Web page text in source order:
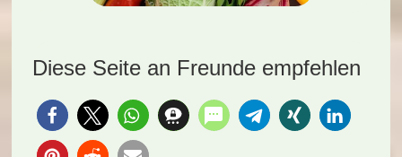
Diese Seite an Freunde empfehlen